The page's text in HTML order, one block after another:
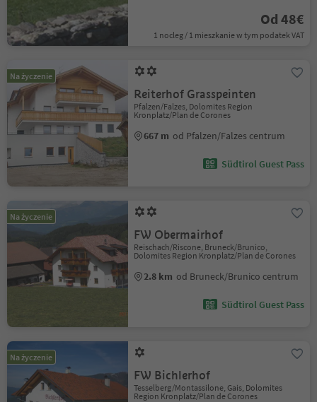
Od 48€
1 nocleg / 1 mieszkanie w tym podatek VAT
Na życzenie
Reiterhof Grasspeinten
Pfalzen/Falzes, Dolomites Region
Kronplatz/Plan de Corones
667 m od Pfalzen/Falzes centrum
Südtirol Guest Pass
Na życzenie
FW Obermairhof
Reischach/Riscone, Bruneck/Brunico,
Dolomites Region Kronplatz/Plan de Corones
2.8 km od Bruneck/Brunico centrum
Südtirol Guest Pass
Na życzenie
FW Bichlerhof
Tesselberg/Montassilone, Gais, Dolomites
Region Kronplatz/Plan de Corones